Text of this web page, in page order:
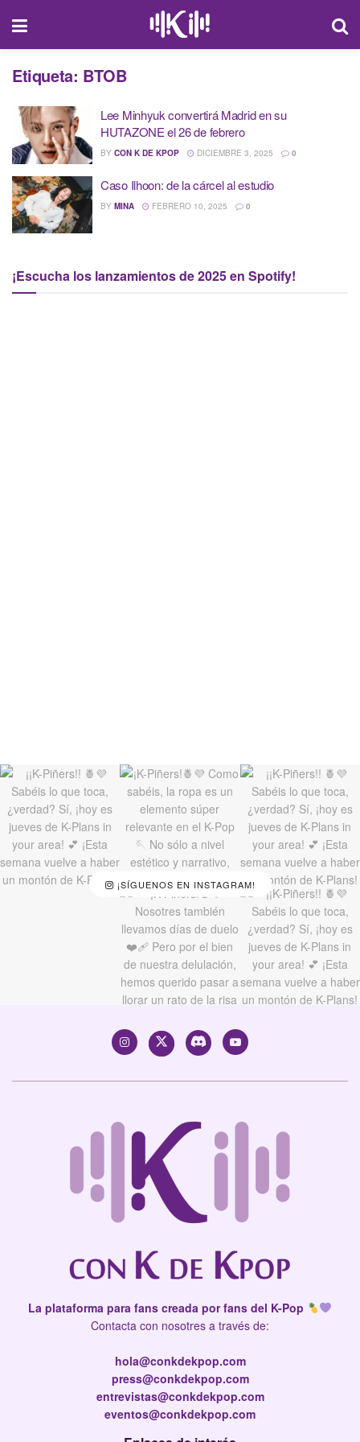
Etiqueta: BTOB
Lee Minhyuk convertirá Madrid en su
HUTAZONE el 26 de febrero
BY CON K DE KPOP DICIEMBRE 3, 2025 0
Caso Ilhoon: de la cárcel al estudio
BY MINA FEBRERO 10, 2025 0
¡Escucha los lanzamientos de 2025 en Spotify!
¡SÍGUENOS EN INSTAGRAM!
La plataforma para fans creada por fans del K-Pop
Contacta con nosotres a través de:
hola@conkdekpop.com
press@conkdekpop.com
entrevistas@conkdekpop.com
eventos@conkdekpop.com